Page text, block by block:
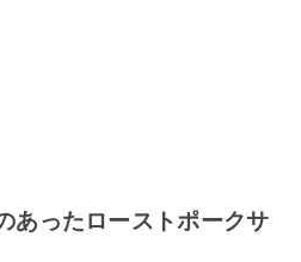
あったローストポークサ